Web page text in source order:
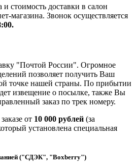
стоимость доставки в салон
магазина. Звонок осуществляется
"Почтой России". Огромное
позволяет получить Ваш
точке нашей страны. По прибытии
извещение о посылке, также Вы
заказ по трек номеру.
от 10 000 рублей (за
установлена специальная
("СДЭК", "Boxberry")